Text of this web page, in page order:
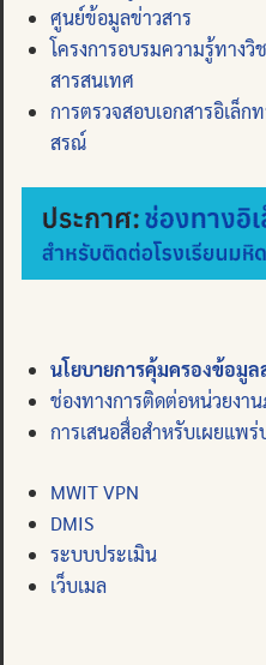
ศูนย์ข้อมูลข่าวสาร
โครงการอบรมความรู้ทางวิ
สารสนเทศ
การตรวจสอบเอกสารอิเล็ก
สรณ์
นโยบายการคุ้มครองข้อมู
ช่องทางการติดต่อหน่วยงา
การเสนอสื่อสำหรับเผยแพร่
MWIT VPN
DMIS
ระบบประเมิน
เว็บเมล